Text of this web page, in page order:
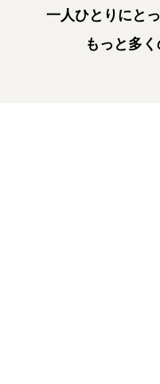
一人ひとりにと
もっと多く